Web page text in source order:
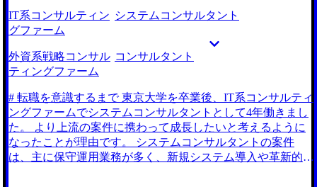
ことです。少なくとも、3ヶ月前くらいからエージェントと
相談して転職活動を行うことをおすすめします。 700万円で
あったところ、転職後には800万円となりました。
中でも、戦略系コンサルティングファームでは、業界内のト
ッププレイヤーでも解決できない抽象的な課題に取り組むた
め、業界内外の知見を集約・転用して課題解決に臨む、とい
う仕事の進め方を知り、知的好奇心を満たせるのではない
か？と思いました。 例えば、自動車業界であっても、既存
どの自動車に関する周辺業界についても情報収集の上で、ク
ライアントの課題解決に生かすことができるのではないかと
考えました。 MyVision含め4社です。最初はコンサルティン
グファームに絞らず様々な業界を見ていたため大手のエージ
ェントとお話ししました。そのなかでコンサルティングファ
IT系コンサルティン
グファーム
システムコンサルタント
外資系戦略コンサル
ティングファーム
コンサルタント
# 転職を意識するまで 東京大学を卒業後、IT系コンサルティ
ングファームでシステムコンサルタントとして4年働きまし
た。 より上流の案件に携わって成長したいと考えるように
なったことが理由です。 システムコンサルタントの案件
は、主に保守運用業務が多く、新規システム導入や革新的な